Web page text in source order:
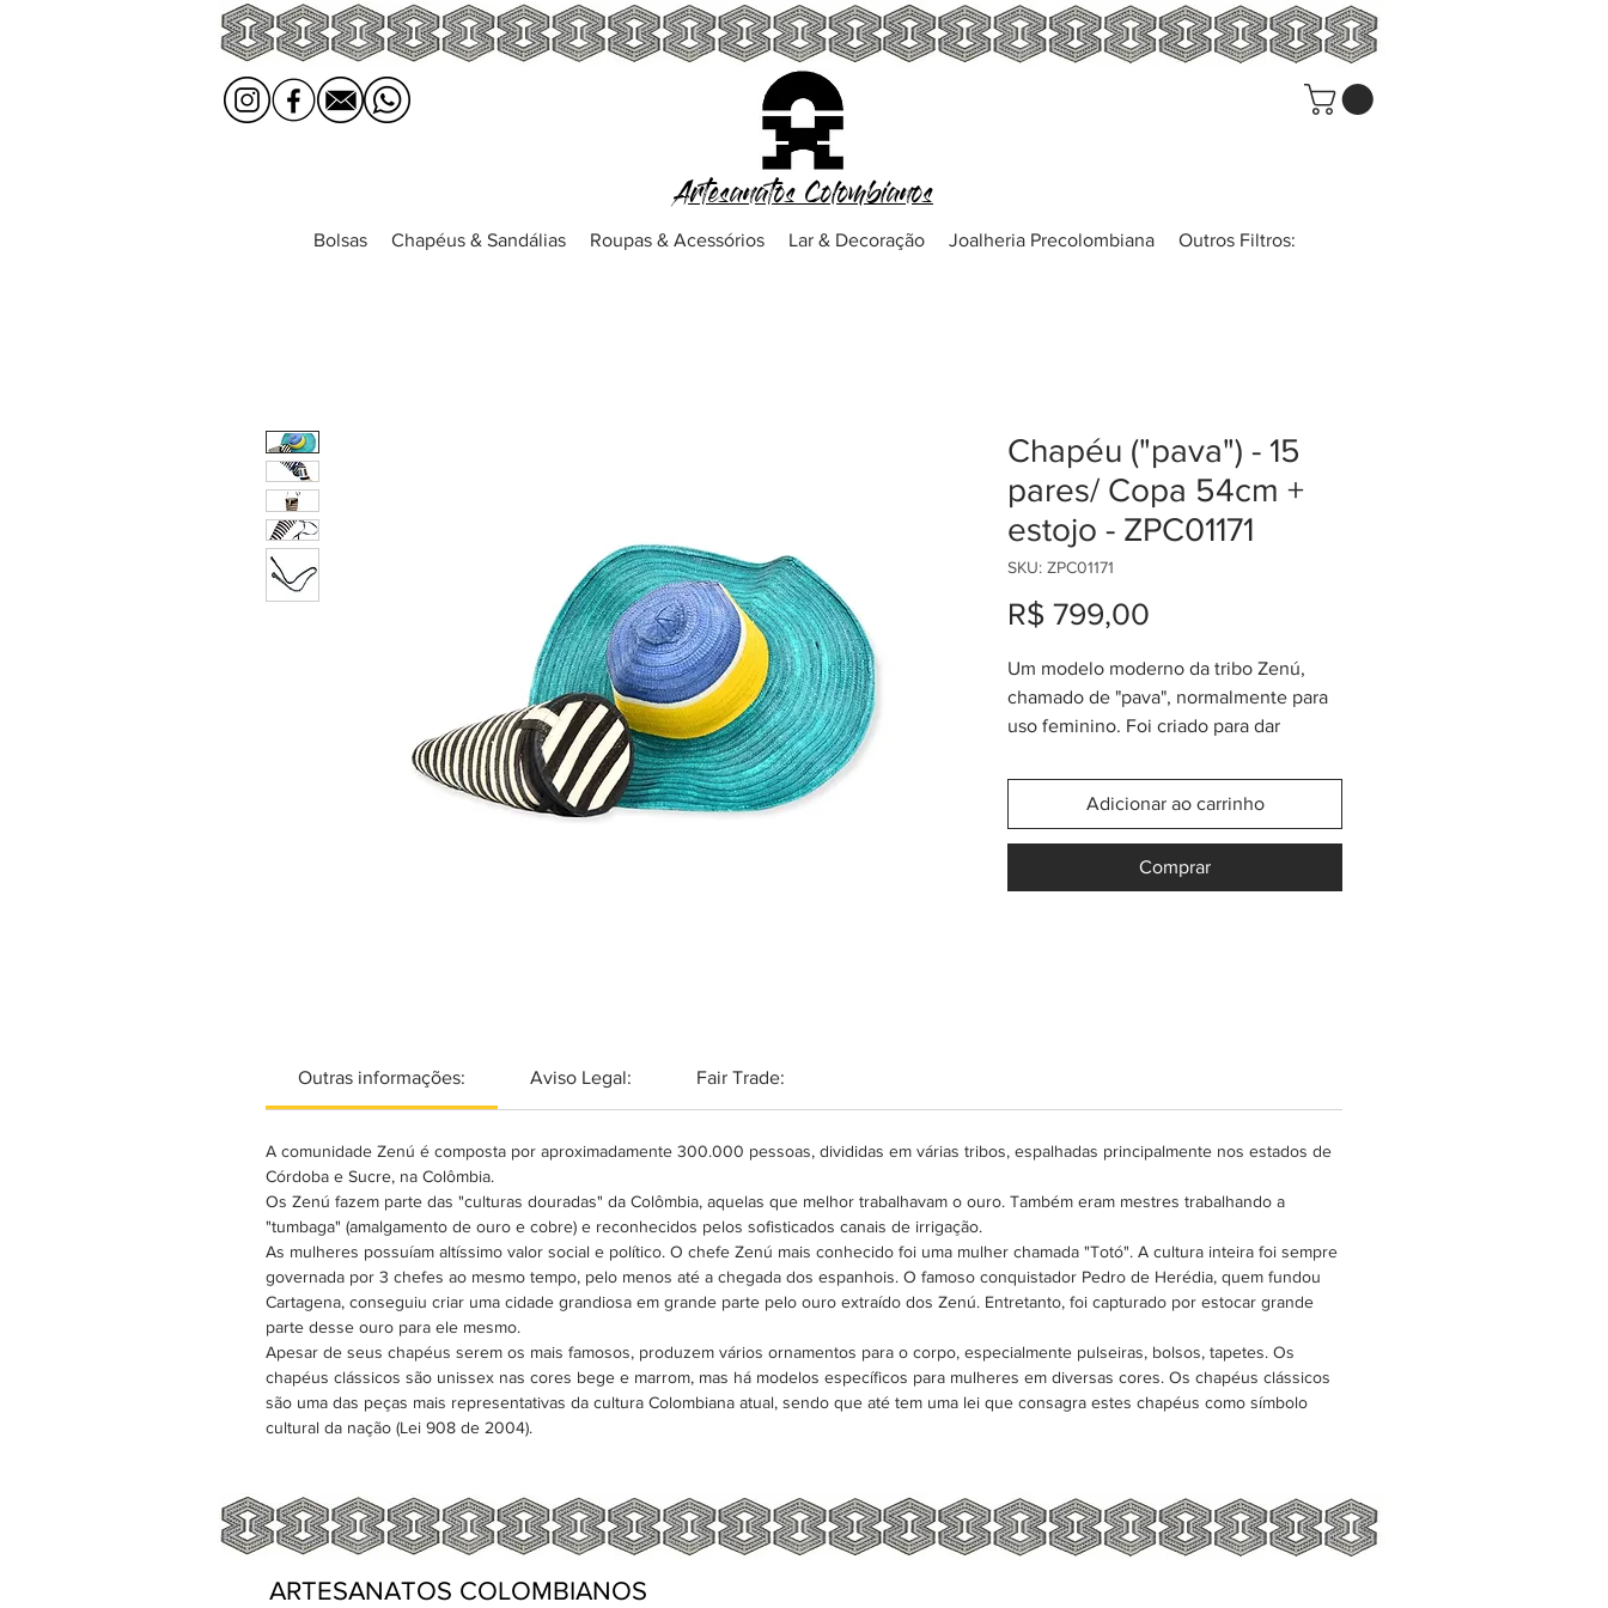
Artesanatos Colombianos
Bolsas Chapéus & Sandálias Roupas & Acessórios Lar & Decoração Joalheria Precolombiana Outros Filtros:
Chapéu ("pava") - 15
pares/ Copa 54cm +
estojo - ZPC01171
SKU: ZPC01171
R$ 799,00
Um modelo moderno da tribo Zenú,
chamado de "pava", normalmente para
uso feminino. Foi criado para dar
vueltiao". Tem "15 pares" (tramas), copa
54cm, aba de 11cm + estojo.
O número de "pares" representa a
qualidade do trançado, indo de 15 até
23, e, em casos excepcionais, podendo
(Gynerium sagitatum) - resistente e
Adicionar ao carrinho
Comprar
Outras informações: Aviso Legal: Fair Trade:
A comunidade Zenú é composta por aproximadamente 300.000 pessoas, divididas em várias tribos, espalhadas principalmente nos estados de
Córdoba e Sucre, na Colômbia.
Os Zenú fazem parte das "culturas douradas" da Colômbia, aquelas que melhor trabalhavam o ouro. Também eram mestres trabalhando a
"tumbaga" (amalgamento de ouro e cobre) e reconhecidos pelos sofisticados canais de irrigação.
As mulheres possuíam altíssimo valor social e político. O chefe Zenú mais conhecido foi uma mulher chamada "Totó". A cultura inteira foi sempre
governada por 3 chefes ao mesmo tempo, pelo menos até a chegada dos espanhois. O famoso conquistador Pedro de Herédia, quem fundou
Cartagena, conseguiu criar uma cidade grandiosa em grande parte pelo ouro extraído dos Zenú. Entretanto, foi capturado por estocar grande
parte desse ouro para ele mesmo.
Apesar de seus chapéus serem os mais famosos, produzem vários ornamentos para o corpo, especialmente pulseiras, bolsos, tapetes. Os
chapéus clássicos são unissex nas cores bege e marrom, mas há modelos específicos para mulheres em diversas cores. Os chapéus clássicos
são uma das peças mais representativas da cultura Colombiana atual, sendo que até tem uma lei que consagra estes chapéus como símbolo
cultural da nação (Lei 908 de 2004).
ARTESANATOS COLOMBIANOS